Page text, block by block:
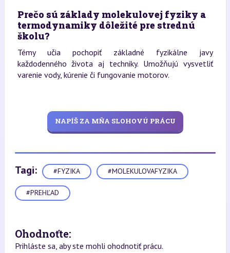
Prečo sú základy molekulovej fyziky a
termodynamiky dôležité pre strednú
školu?
Témy učia pochopiť základné fyzikálne javy
každodenného života aj techniky. Umožňujú vysvetliť
varenie vody, kúrenie či fungovanie motorov.
NAPÍŠ ZA MŇA SLOHOVÚ PRÁCU
Tagi: #FYZIKA #MOLEKULOVAFYZIKA
#PREHĽAD
Ohodnoťte:
Prihláste sa, aby ste mohli ohodnotiť prácu.